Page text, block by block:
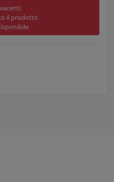
il prodotto